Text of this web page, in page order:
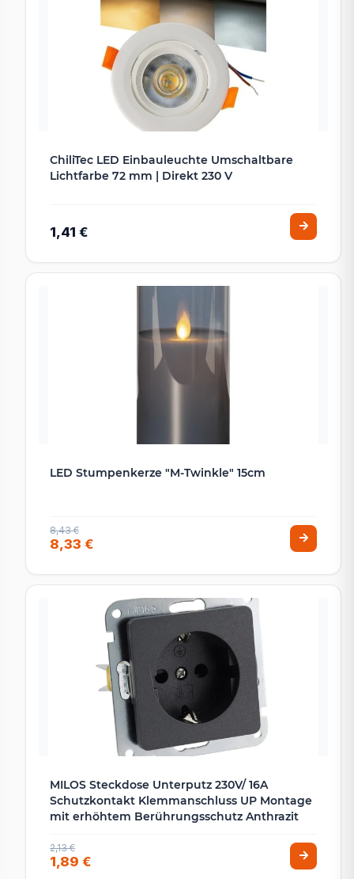
ChiliTec LED Einbauleuchte Umschaltbare
Lichtfarbe 72 mm | Direkt 230 V
1,41 €
LED Stumpenkerze "M-Twinkle" 15cm
8,43 €
8,33 €
MILOS Steckdose Unterputz 230V/ 16A
Schutzkontakt Klemmanschluss UP Montage
mit erhöhtem Berührungsschutz Anthrazit
2,13 €
1,89 €